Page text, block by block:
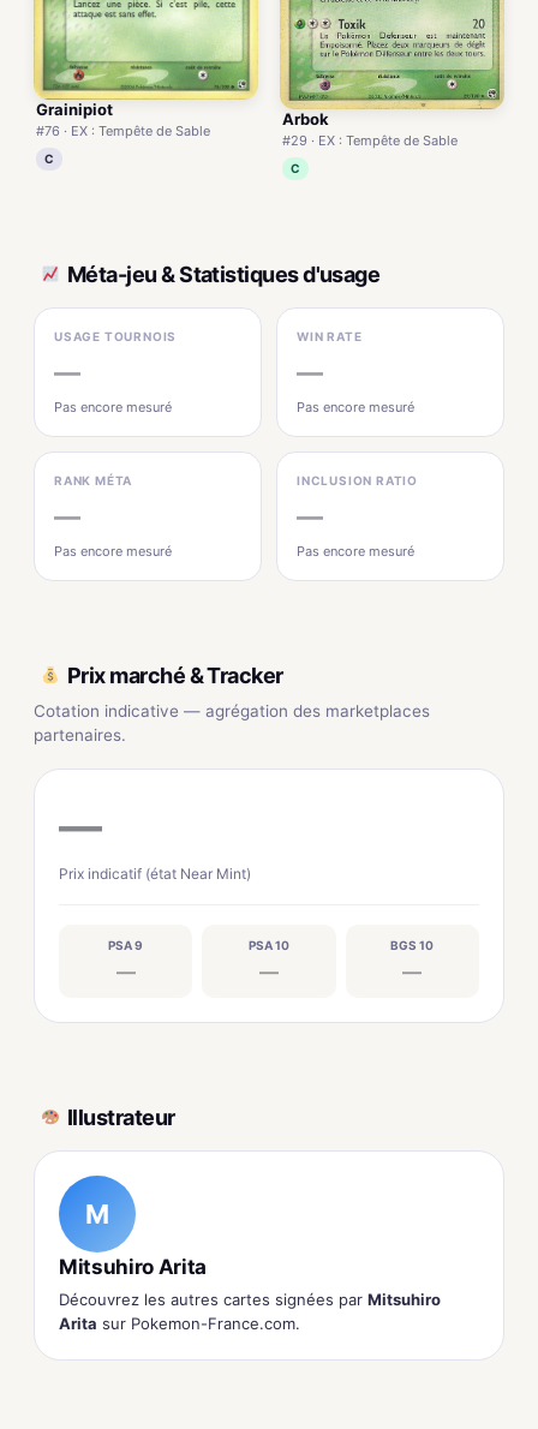
Grainipiot
#76 · EX : Tempête de Sable
C
Arbok
#29 · EX : Tempête de Sable
C
Méta-jeu & Statistiques d'usage
USAGE TOURNOIS
—
Pas encore mesuré
WIN RATE
—
Pas encore mesuré
RANK MÉTA
—
Pas encore mesuré
INCLUSION RATIO
—
Pas encore mesuré
Prix marché & Tracker
Cotation indicative — agrégation des marketplaces
partenaires.
—
Prix indicatif (état Near Mint)
PSA 9
—
PSA 10
—
BGS 10
—
Illustrateur
M
Mitsuhiro Arita
Découvrez les autres cartes signées par Mitsuhiro
Arita sur Pokemon-France.com.